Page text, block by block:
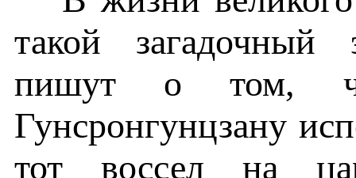
такой загадочный
пишут о том,
Гунсронгунцзану
тот воссел на